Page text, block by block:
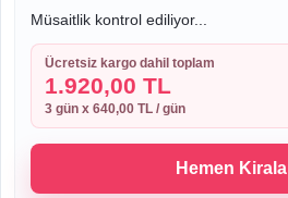
Müsaitlik kontrol ediliyor...
Ücretsiz kargo dahil toplam
1.920,00 TL
3 gün x 640,00 TL / gün
Hemen Kirala